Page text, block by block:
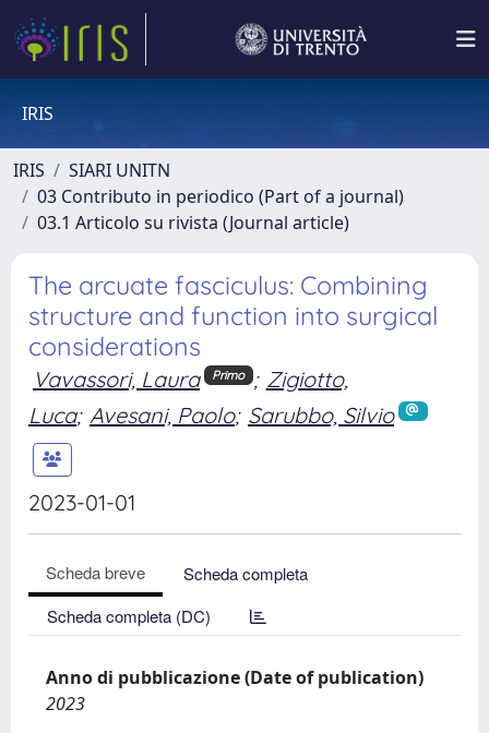
IRIS
IRIS
SIARI UNITN
03 Contributo in periodico (Part of a journal)
03.1 Articolo su rivista (Journal article)
The arcuate fasciculus: Combining
structure and function into surgical
considerations
Vavassori, Laura Primo ; Zigiotto,
Luca; Avesani, Paolo; Sarubbo, Silvio
2023-01-01
Scheda breve
Scheda completa
Scheda completa (DC)
Anno di pubblicazione (Date of publication)
2023